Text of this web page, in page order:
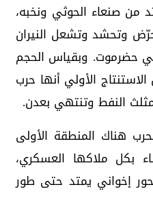
من صنعاء الحوثي ونخبه،
وتحشد وتشعل النيران
حضرموت. وبقياس الحجم
الأولي أنها حرب
النفط وتنتهي بعدن.
هناك المنطقة الأولى
بكل ملاكها العسكري،
إخواني يمتد حتى طور